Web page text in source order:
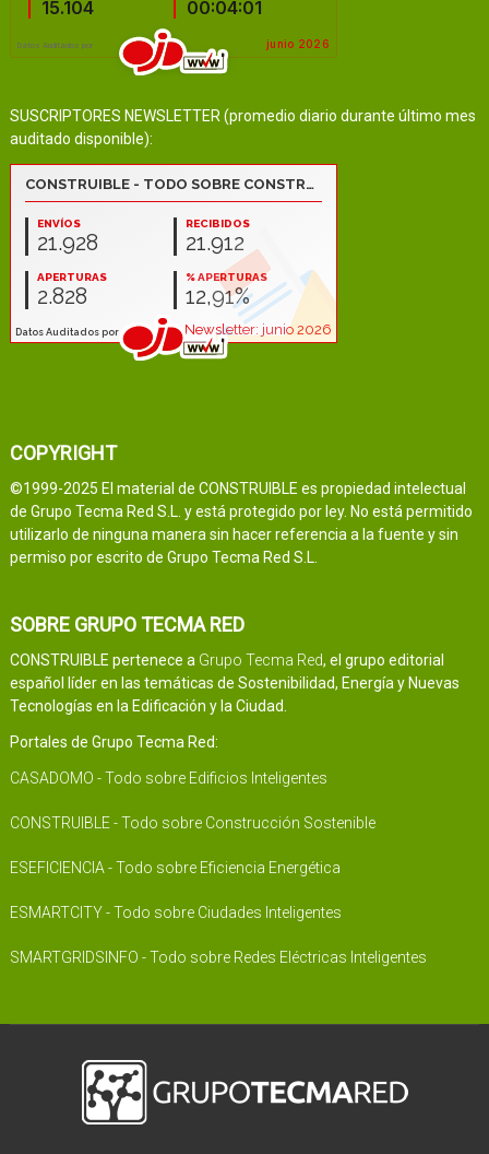
SUSCRIPTORES NEWSLETTER (promedio diario durante último mes
auditado disponible):
COPYRIGHT
©1999-2025 El material de CONSTRUIBLE es propiedad intelectual
de Grupo Tecma Red S.L. y está protegido por ley. No está permitido
utilizarlo de ninguna manera sin hacer referencia a la fuente y sin
permiso por escrito de Grupo Tecma Red S.L.
SOBRE GRUPO TECMA RED
CONSTRUIBLE pertenece a Grupo Tecma Red, el grupo editorial
español líder en las temáticas de Sostenibilidad, Energía y Nuevas
Tecnologías en la Edificación y la Ciudad.
Portales de Grupo Tecma Red:
CASADOMO - Todo sobre Edificios Inteligentes
CONSTRUIBLE - Todo sobre Construcción Sostenible
ESEFICIENCIA - Todo sobre Eficiencia Energética
ESMARTCITY - Todo sobre Ciudades Inteligentes
SMARTGRIDSINFO - Todo sobre Redes Eléctricas Inteligentes